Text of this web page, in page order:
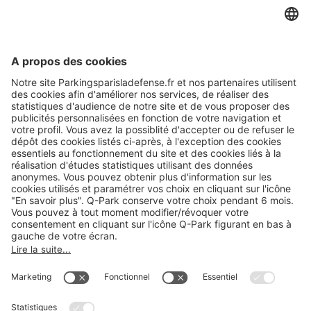
Informations pratiques
Nos services
Nous contacter
Cookies